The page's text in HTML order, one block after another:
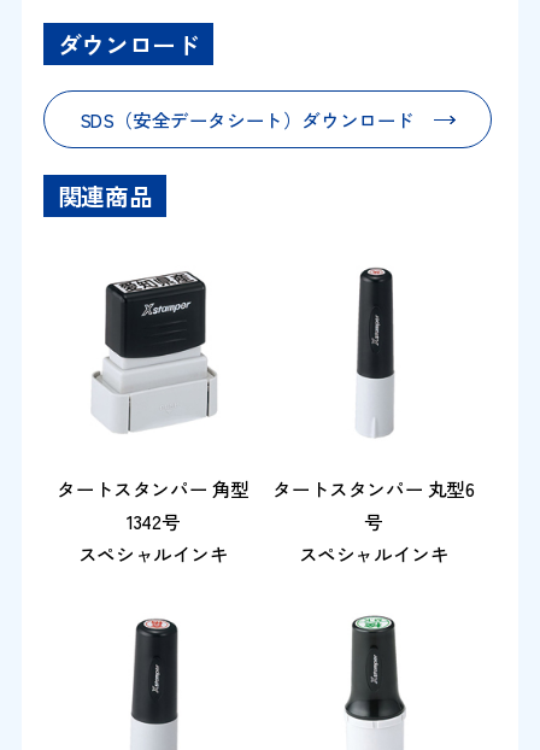
ダウンロード
SDS（安全データシート）ダウンロード
関連商品
タートスタンパー 角型
1342号
スペシャルインキ
タートスタンパー 丸型6
号
スペシャルインキ